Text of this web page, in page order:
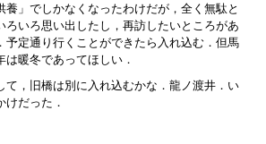
養」でしかなくなったわけだが，全く無駄と
ろいろ思い出したし，再訪したいところがあ
予定通り行くことができたら入れ込む．但馬
は暖冬であってほしい．
て，旧橋は別に入れ込むかな．龍ノ渡井．い
けだった．